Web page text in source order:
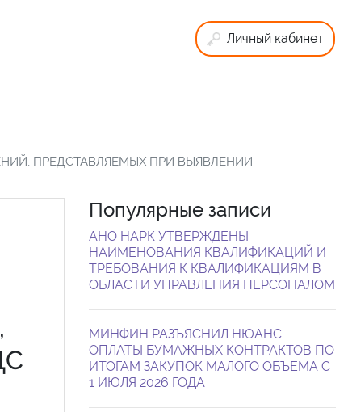
Личный кабинет
ПРЕДСТАВЛЯЕМЫХ ПРИ ВЫЯВЛЕНИИ
Популярные записи
АНО НАРК УТВЕРЖДЕНЫ
НАИМЕНОВАНИЯ КВАЛИФИКАЦИЙ И
ТРЕБОВАНИЯ К КВАЛИФИКАЦИЯМ В
ОБЛАСТИ УПРАВЛЕНИЯ ПЕРСОНАЛОМ
МИНФИН РАЗЪЯСНИЛ НЮАНС
ОПЛАТЫ БУМАЖНЫХ КОНТРАКТОВ ПО
ИТОГАМ ЗАКУПОК МАЛОГО ОБЪЕМА С
1 ИЮЛЯ 2026 ГОДА